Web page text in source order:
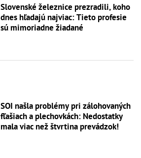
Slovenské železnice prezradili, koho
dnes hľadajú najviac: Tieto profesie
sú mimoriadne žiadané
SOI našla problémy pri zálohovaných
fľašiach a plechovkách: Nedostatky
mala viac než štvrtina prevádzok!